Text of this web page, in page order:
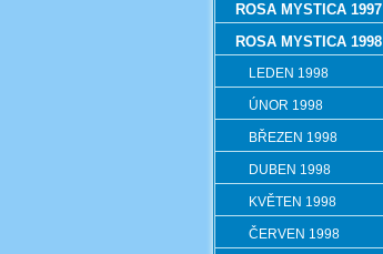
ROSA MYSTICA 1997
ROSA MYSTICA 1998
LEDEN 1998
ÚNOR 1998
BŘEZEN 1998
DUBEN 1998
KVĚTEN 1998
ČERVEN 1998